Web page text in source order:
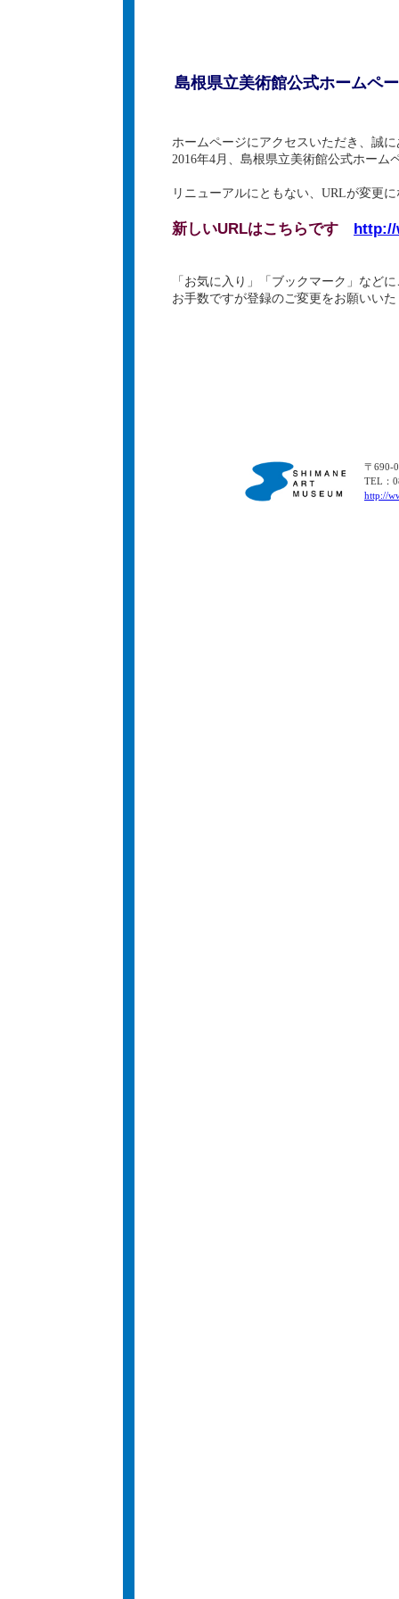
島根県立美術館公式ホームペ
ホームページにアクセスいただき、誠
2016年4月、島根県立美術館公式ホー
リニューアルにともない、URLが変更
新しいURLはこちらです http://
「お気に入り」「ブックマーク」など
お手数ですが登録のご変更をお願いい
〒690-
TEL：
http://